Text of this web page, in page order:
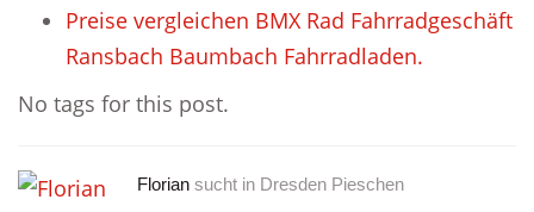
Preise vergleichen BMX Rad Fahrradgeschäft
Ransbach Baumbach Fahrradladen.
No tags for this post.
Florian sucht in Dresden Pieschen